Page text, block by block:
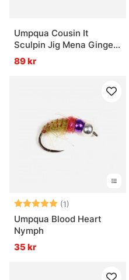
Umpqua Cousin It
Sculpin Jig Mena Ginger
#6
89 kr
Betyg: (1)
5.0 utav 5
Umpqua Blood Heart
Nymph
35 kr